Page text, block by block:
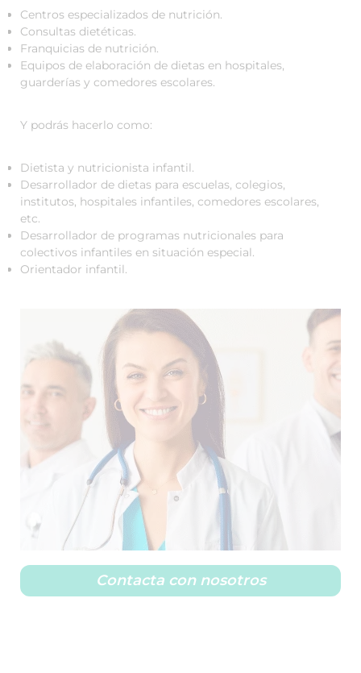
Centros especializados de nutrición.
Consultas dietéticas.
Franquicias de nutrición.
Equipos de elaboración de dietas en hospitales,
guarderías y comedores escolares.
Y podrás hacerlo como:
Dietista y nutricionista infantil.
Desarrollador de dietas para escuelas, colegios,
institutos, hospitales infantiles, comedores escolares,
etc.
Desarrollador de programas nutricionales para
colectivos infantiles en situación especial.
Orientador infantil.
Contacta con nosotros